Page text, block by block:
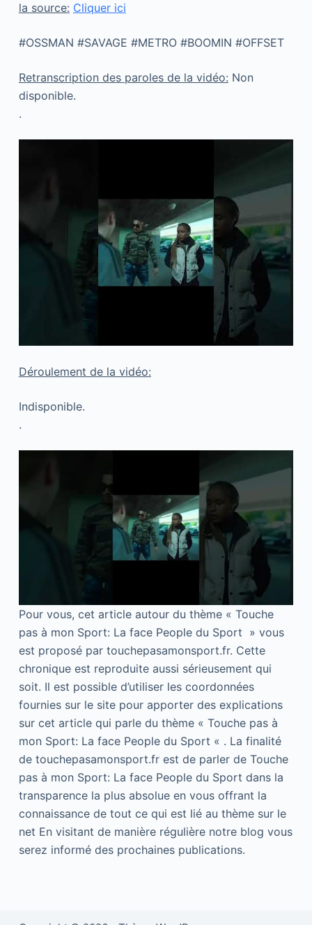
la source: Cliquer ici
#OSSMAN #SAVAGE #METRO #BOOMIN #OFFSET
Retranscription des paroles de la vidéo: Non
disponible.
.
Déroulement de la vidéo:
Indisponible.
.
Pour vous, cet article autour du thème « Touche
pas à mon Sport: La face People du Sport » vous
est proposé par touchepasamonsport.fr. Cette
chronique est reproduite aussi sérieusement qui
soit. Il est possible d’utiliser les coordonnées
fournies sur le site pour apporter des explications
sur cet article qui parle du thème « Touche pas à
mon Sport: La face People du Sport « . La finalité
de touchepasamonsport.fr est de parler de Touche
pas à mon Sport: La face People du Sport dans la
transparence la plus absolue en vous offrant la
connaissance de tout ce qui est lié au thème sur le
net En visitant de manière régulière notre blog vous
serez informé des prochaines publications.